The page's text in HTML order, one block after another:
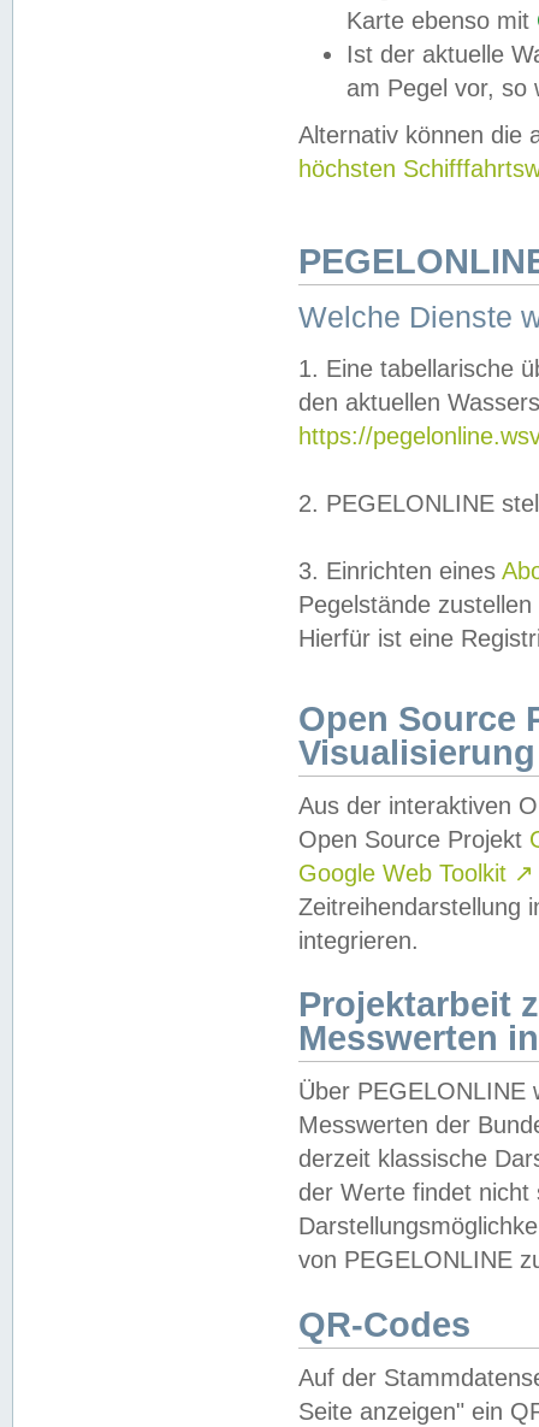
Karte ebenso mit
Ist der aktuelle
am Pegel vor,
Alternativ können die
höchsten
Welche Dienste
1. Eine tabellarische
den aktuellen
https://
2. PEGELONLINE
3. Einrichten eines
Pegelstände
Hierfür ist eine
Open Source
Visualisierung
Aus der interaktiven
Open Source Projekt
Google Web Toolkit ↗
Zeitreihendarstellung
integrieren.
Projektarbeit
Messwerten
Über PEGELONLINE
Messwerten der
derzeit klassische
der Werte findet
von PEGELONLINE
QR-Codes
Auf der
Seite anzeigen" ein